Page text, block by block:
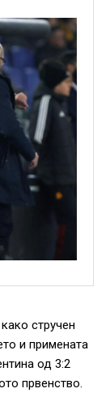
стручен
и примената
од 3:2
првенство.